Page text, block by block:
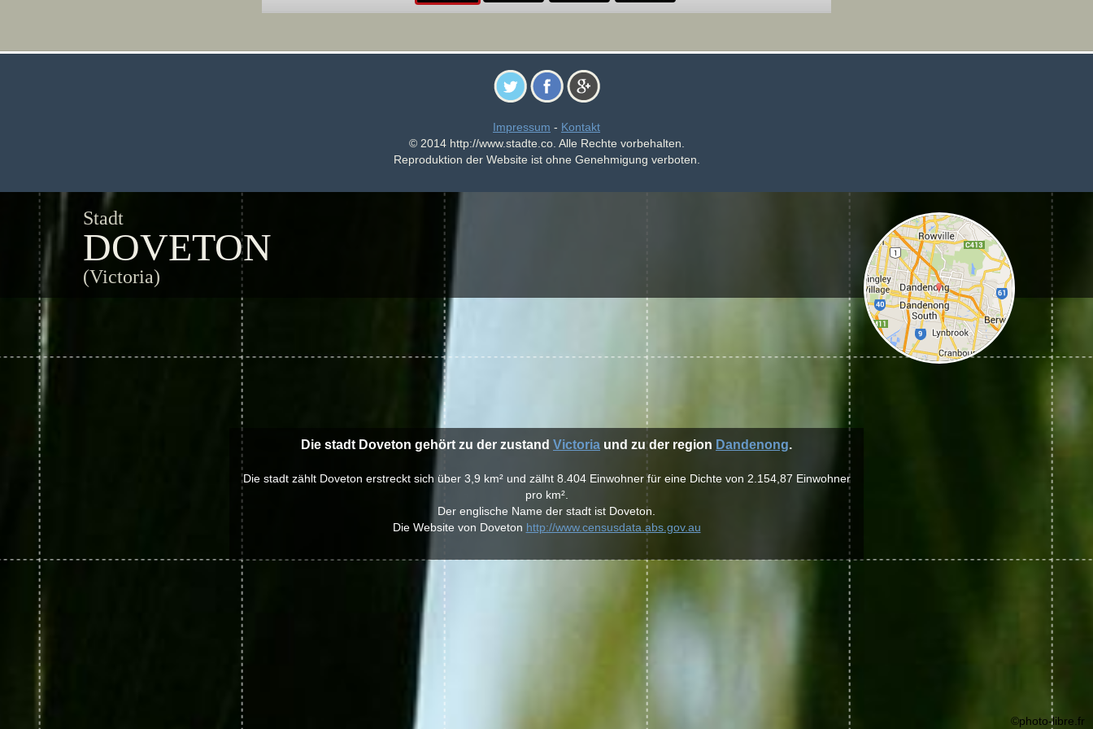
Impressum - Kontakt
© 2014 http://www.stadte.co. Alle Rechte vorbehalten.
Reproduktion der Website ist ohne Genehmigung verboten.
Stadt
DOVETON
(Victoria)
Die stadt Doveton gehört zu der zustand Victoria und zu der region Dandenong.
Die stadt zählt Doveton erstreckt sich über 3,9 km² und zälht 8.404 Einwohner für eine Dichte von 2.154,87 Einwohner
pro km².
Der englische Name der stadt ist Doveton.
Die Website von Doveton http://www.censusdata.abs.gov.au
©photo-libre.fr